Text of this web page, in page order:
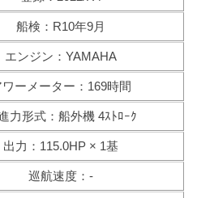
船検：R10年9月
エンジン：YAMAHA
ワーメーター：169時間
力形式：船外機 4ｽﾄﾛｰｸ
出力：115.0HP × 1基
巡航速度：-